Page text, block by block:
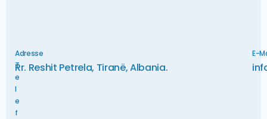
T
e
l
e
f
Adresse
Rr. Reshit Petrela, Tiranë, Albania.
E-